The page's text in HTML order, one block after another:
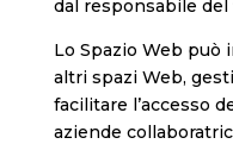
dal responsabile del
Lo Spazio Web può
altri spazi Web,
facilitare l’accesso
aziende